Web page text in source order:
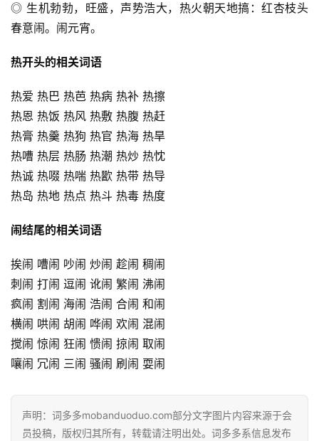
◎ 生机勃勃，旺盛，声势浩大，热火朝天地搞：红杏枝头
春意闹。闹元宵。
热开头的相关词语
热爱 热巴 热芭 热病 热补 热擦
热恩 热饭 热风 热敷 热腹 热赶
热膏 热羹 热狗 热官 热海 热旱
热嘈 热层 热肠 热潮 热炒 热忱
热诚 热啜 热喘 热歠 热带 热导
热岛 热地 热点 热斗 热毒 热度
闹结尾的相关词语
挨闹 嘈闹 吵闹 炒闹 趁闹 稠闹
刺闹 打闹 逗闹 讹闹 繁闹 沸闹
疯闹 割闹 海闹 浩闹 合闹 和闹
横闹 哄闹 胡闹 哗闹 欢闹 混闹
搅闹 惊闹 狂闹 愦闹 掠闹 取闹
嚷闹 冗闹 三闹 骚闹 刷闹 耍闹
声明：词多多mobanduoduo.com部分文字图片内容来源于会
员投稿，版权归其所有，转载请注明出处。词多多系信息发布